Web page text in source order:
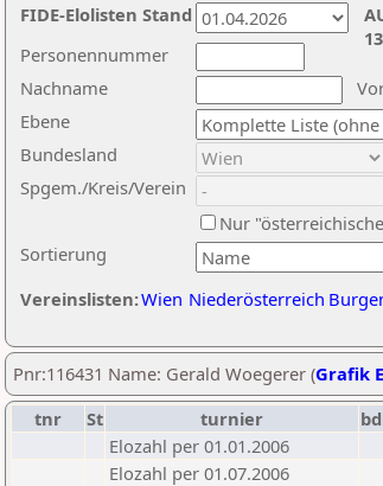
Nachname
Ebene
Sortierung
Personennummer
Bundesland
Spgem./Kreis/Verein
Nur
Vereinslisten:Wien Niederösterreich
FIDE-Elolisten Stand
Pnr:116431 Name: Gerald Woegerer (Grafik
tnr
St turnier
Elozahl per 01.01.2006
Elozahl per 01.07.2006